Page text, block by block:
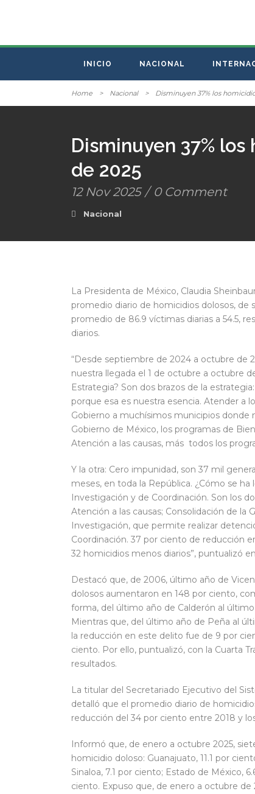
INICIO NACIONAL
Home > Nacional > Disminuyen 37% los
Disminuyen 37%
de 2025
12 Nov 2025 / 0 Comment
Nacional
La Presidenta de México, Claudia
promedio diario de homicidios dolosos, de
promedio de 86.9 víctimas diarias a 54.5,
diarios.
“Desde septiembre de 2024 a octubre de
nuestra llegada el 1 de octubre a octubre
Estrategia? Son dos brazos de la
porque esa es nuestra esencia. Atender a
Gobierno a muchísimos municipios donde
Gobierno de México, los programas de
Atención a las causas, más todos los
Y la otra: Cero impunidad, son 37 mil
meses, en toda la República. ¿Cómo se
Investigación y de Coordinación. Son los
Atención a las causas; Consolidación de la
Investigación, que permite realizar
Coordinación. 37 por ciento de reducción
32 homicidios menos diarios”, puntualizó
Destacó que, de 2006, último año de
dolosos aumentaron en 148 por ciento,
forma, del último año de Calderón al
Mientras que, del último año de Peña al
la reducción en este delito fue de 9 por
ciento. Por ello, puntualizó, con la Cuarta
resultados.
La titular del Secretariado Ejecutivo del
detalló que el promedio diario de
reducción del 34 por ciento entre 2018 y
Informó que, de enero a octubre 2025,
homicidio doloso: Guanajuato, 11.1 por
Sinaloa, 7.1 por ciento; Estado de México,
ciento. Expuso que, de enero a octubre